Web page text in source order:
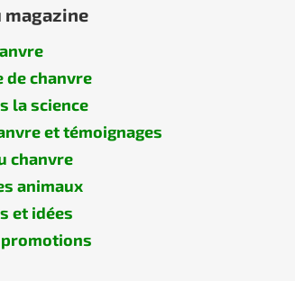
magazine
de chanvre
la science
et témoignages
chanvre
animaux
et idées